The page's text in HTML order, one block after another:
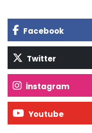
Facebook
Twitter
İnstagram
Youtube